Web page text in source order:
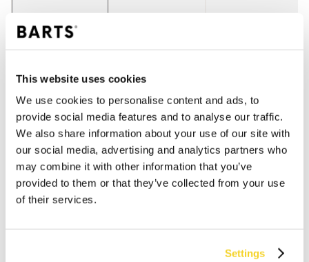
This website uses cookies
We use cookies to personalise content and ads, to
provide social media features and to analyse our traffic.
We also share information about your use of our site with
our social media, advertising and analytics partners who
may combine it with other information that you’ve
provided to them or that they’ve collected from your use
of their services.
Settings